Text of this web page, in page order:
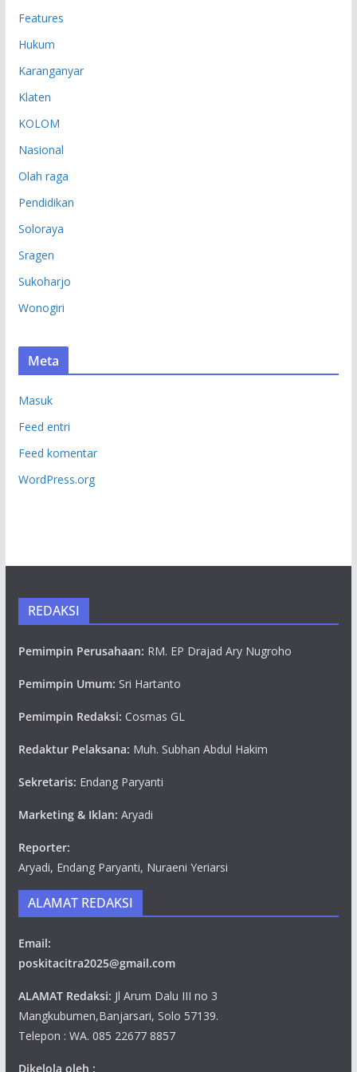
Features
Hukum
Karanganyar
Klaten
KOLOM
Nasional
Olah raga
Pendidikan
Soloraya
Sragen
Sukoharjo
Wonogiri
Meta
Masuk
Feed entri
Feed komentar
WordPress.org
REDAKSI
Pemimpin Perusahaan: RM. EP Drajad Ary Nugroho
Pemimpin Umum: Sri Hartanto
Pemimpin Redaksi: Cosmas GL
Redaktur Pelaksana: Muh. Subhan Abdul Hakim
Sekretaris: Endang Paryanti
Marketing & Iklan: Aryadi
Reporter:
Aryadi, Endang Paryanti, Nuraeni Yeriarsi
ALAMAT REDAKSI
Email:
poskitacitra2025@gmail.com
ALAMAT Redaksi: Jl Arum Dalu III no 3
Mangkubumen,Banjarsari, Solo 57139.
Telepon : WA. 085 22677 8857
Dikelola oleh :